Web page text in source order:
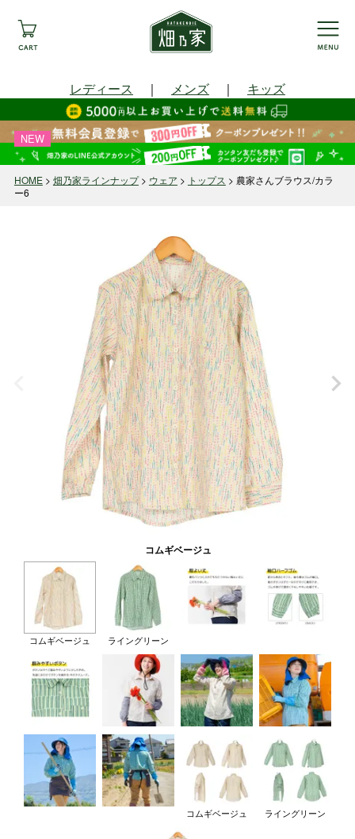
レディース ｜ メンズ ｜ キッズ
HOME 畑乃家ラインナップ ウェア トップス
農家さんブラウス/カラ
ー6
コムギベージュ
コムギベージュ ライングリーン
コムギベージュ ライングリーン
NEW